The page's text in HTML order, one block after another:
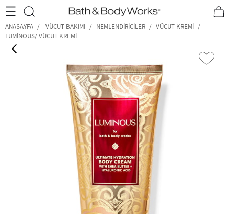
•2200₺ ve Üzeri Kargo Ücretsiz!• *Promosyon Detayları
ANASAYFA VÜCUT BAKIMI NEMLENDIRICILER
VÜCUT KREMI
LUMINOUS/ VÜCUT KREMI